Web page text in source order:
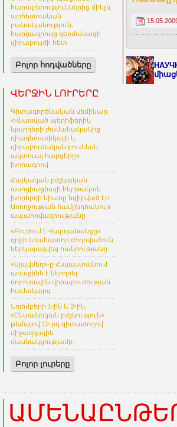
հարաբերություններից մինչև
արհեստական
բանականություն.
հարցազրույց գերմանացի
վիրաբույժի հետ
Բոլոր հոդվածները
ՎԵՐՋԻՆ ԼՈՒՐԵՐԸ
Գիտագործնական սեմինար
«Վնասված պերիֆերիկ
նյարդերի ժամանակակից
դիագնոստիկայի և
վիրաբուժական բուժման
ակտուալ հարցերը»
խորագրով
Հայկական բժշկական
ասոցիացիայի հերթական
խորհրդի նիստը նվիրված էր
Առողջության համընդհանուր
ապահովագրությանը
«Բուժում է Վարդանանցը»
գրքի եռահատոր ժողովածուն
ներկայացվեց հանրությանը
«Սլավմեդ»-ը Հայաստանում
առաջինն է ներդրել
ռոբոտային վիրաբուժության
համակարգ
Նոյեմբերի 1-ին և 2-ին,
«Ընտանեկան բժշկություն»
թեմայով 12-րդ գիտաժողով՝
միջազգային
մասնակցությամբ։
Բոլոր լուրերը